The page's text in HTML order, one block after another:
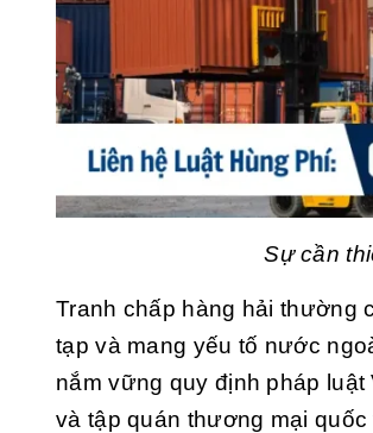
Sự cần
Tranh chấp hàng hải thường
tạp và mang yếu tố nước
nắm vững quy định pháp
và tập quán thương mại